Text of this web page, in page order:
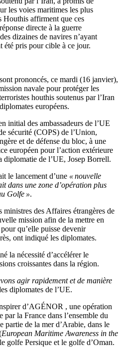
les voies maritimes les plus
Houthis affirment que ces
directe à la guerre
dizaines de navires n’ayant
été pris pour cible à ce jour.
prononcés, ce mardi (16 janvier),
navale pour protéger les
houthis soutenus par l’Iran
européens.
initial des ambassadeurs de l’UE
sécurité (COPS) de l’Union,
et de défense du bloc, à une
européen pour l’action extérieure
de l’UE, Josep Borrell.
le lancement d’une « nouvelle
dans une zone d’opération plus
Golfe ».
des Affaires étrangères de
mission afin de la mettre en
qu’elle puisse devenir
ont indiqué les diplomates.
la nécessité d’accélérer le
croissantes dans la région.
agir rapidement et de manière
diplomates de l’UE.
d’AGÉNOR , une opération
la France dans l’ensemble du
partie de la mer d’Arabie, dans le
European Maritime Awareness in the
golfe Persique et le golfe d’Oman.